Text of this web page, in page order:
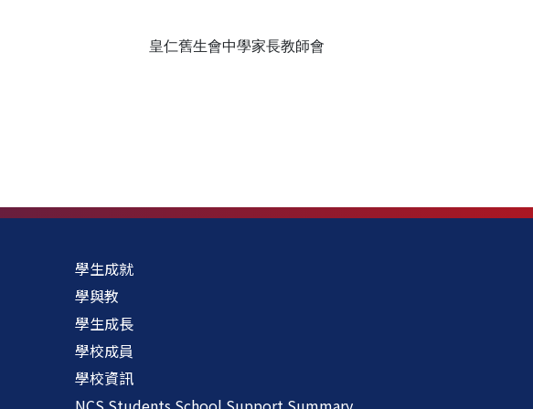
皇仁舊生會中學家長教師會
學生成就
學與教
學生成長
學校成員
學校資訊